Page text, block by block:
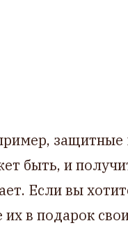
защитные
быть, и
Если вы
в подарок